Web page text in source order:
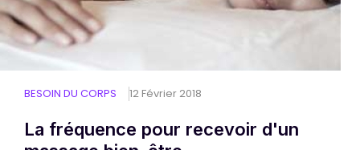
La fréquence pour recevoir d'un
12 Février 2018
BESOIN DU CORPS